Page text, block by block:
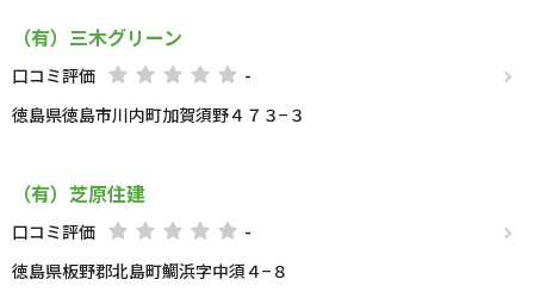
（有）三木グリーン
口コミ評価
-
徳島県徳島市川内町加賀須野４７３−３
（有）芝原住建
口コミ評価
-
徳島県板野郡北島町鯛浜字中須４−８